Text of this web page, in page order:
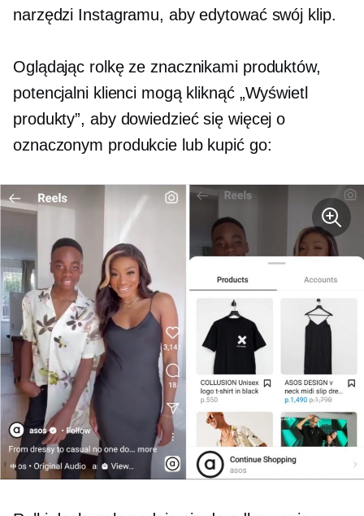
narzędzi Instagramu, aby edytować swój klip.
Oglądając rolkę ze znacznikami produktów,
potencjalni klienci mogą kliknąć „Wyświetl
produkty”, aby dowiedzieć się więcej o
oznaczonym produkcie lub kupić go: